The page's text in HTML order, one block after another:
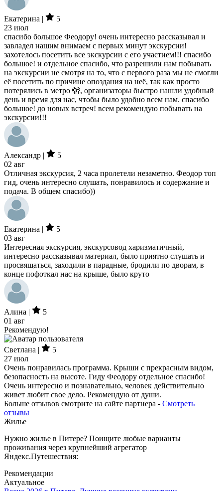
Екатерина |
5
23 июл
спасибо большое Феодору! очень интересно рассказывал и
завладел нашим внимаем с первых минут экскурсии!
захотелось посетить все экскурсии с его участием!!! спасибо
большое! и отдельное спасибо, что разрешили нам побывать
на экскурсии не смотря на то, что с первого раза мы не смогли
её посетить по причине опоздания на неё, так как просто
потерялись в метро 🫣, организаторы быстро нашли удобный
день и время для нас, чтобы было удобно всем нам. спасибо
большое! до новых встреч! всем рекомендую побывать на
экскурсии!!!
Александр |
5
02 авг
Отличная экскурсия, 2 часа пролетели незаметно. Феодор топ
гид, очень интересно слушать, понравилось и содержание и
подача. В общем спасибо))
Екатерина |
5
03 авг
Интересная экскурсия, экскурсовод харизматичный,
интересно рассказывал материал, было приятно слушать и
просвящаться, заходили в парадные, бродили по дворам, в
конце пофоткал нас на крыше, было круто
Алина |
5
01 авг
Рекомендую!
Светлана |
5
27 июл
Очень понравилась программа. Крыши с прекрасным видом,
безопасность на высоте. Гиду Феодору отдельное спасибо!
Очень интересно и познавательно, человек действительно
живет любит свое дело. Рекомендую от души.
Больше отзывов смотрите на сайте партнера - Смотреть
отзывы
Жилье
Нужно жилье в Питере? Поищите любые варианты
проживания через крупнейший агрегатор
Яндекс.Путешествия:
Рекомендации
Актуальное